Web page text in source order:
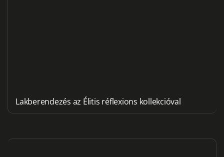
Lakberendezés az Élitis réflexions kollekcióval